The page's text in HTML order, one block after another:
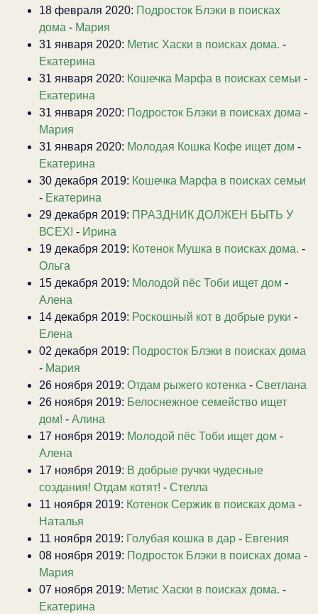
18 февраля 2020: Подросток Блэки в поисках
дома - Мария
31 января 2020: Метис Хаски в поисках дома. -
Екатерина
31 января 2020: Кошечка Марфа в поисках семьи -
Екатерина
31 января 2020: Подросток Блэки в поисках дома -
Мария
31 января 2020: Молодая Кошка Кофе ищет дом -
Екатерина
30 декабря 2019: Кошечка Марфа в поисках семьи
- Екатерина
29 декабря 2019: ПРАЗДНИК ДОЛЖЕН БЫТЬ У
ВСЕХ! - Ирина
19 декабря 2019: Котенок Мушка в поисках дома. -
Ольга
15 декабря 2019: Молодой пёс Тоби ищет дом -
Алена
14 декабря 2019: Роскошный кот в добрые руки -
Елена
02 декабря 2019: Подросток Блэки в поисках дома
- Мария
26 ноября 2019: Отдам рыжего котенка - Светлана
26 ноября 2019: Белоснежное семейство ищет
дом! - Алина
17 ноября 2019: Молодой пёс Тоби ищет дом -
Алена
17 ноября 2019: В добрые ручки чудесные
создания! Отдам котят! - Стелла
11 ноября 2019: Котенок Сержик в поисках дома -
Наталья
11 ноября 2019: Голубая кошка в дар - Евгения
08 ноября 2019: Подросток Блэки в поисках дома -
Мария
07 ноября 2019: Метис Хаски в поисках дома. -
Екатерина